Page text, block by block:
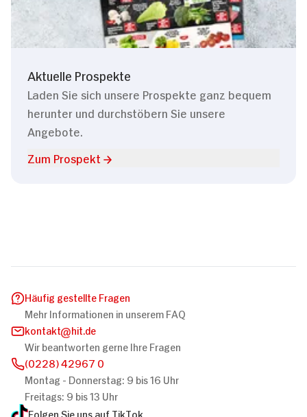
Aktuelle Prospekte
Laden Sie sich unsere Prospekte ganz bequem
herunter und durchstöbern Sie unsere
Angebote.
Zum Prospekt
Häufig gestellte Fragen
Mehr Informationen in unserem FAQ
kontakt
hit.de
Wir beantworten gerne Ihre Fragen
(0228) 42967 0
Montag - Donnerstag: 9 bis 16 Uhr
Freitags: 9 bis 13 Uhr
Folgen Sie uns auf TikTok